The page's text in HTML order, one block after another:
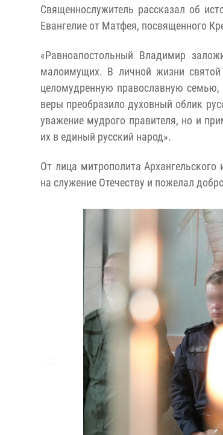
Священнослужитель рассказал об
Евангелие от Матфея, посвященного
«Равноапостольный Владимир
малоимущих. В личной жизни
целомудренную православную
веры преобразило духовный облик
уважение мудрого правителя, но и
их в единый русский народ».
От лица митрополита
на служение Отечеству и пожелал